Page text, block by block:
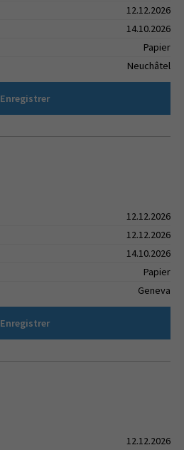
12.12.2026
14.10.2026
Papier
Neuchâtel
Enregistrer
12.12.2026
12.12.2026
14.10.2026
Papier
Geneva
Enregistrer
12.12.2026